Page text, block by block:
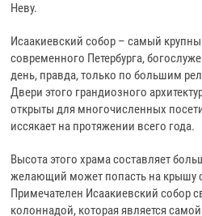
Неву.
Исаакиевский собор – самый
современного Петербурга,
день, правда, только по большим
Двери этого грандиозного
открыты для многочисленных
иссякает на протяжении всего года.
Высота этого храма составляет
желающий может попасть на крышу
Примечателен Исаакиевский собор
колоннадой, которая является